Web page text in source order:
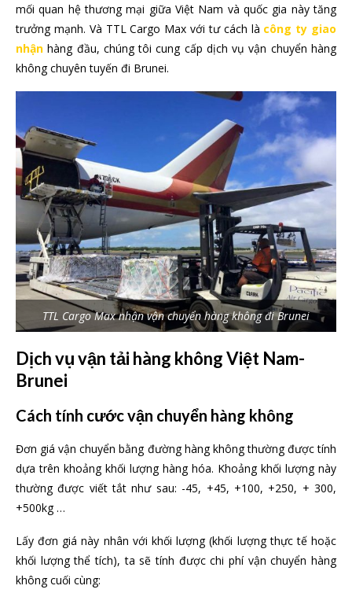
mối quan hệ thương mại giữa Việt Nam và quốc gia này tăng
trưởng mạnh. Và TTL Cargo Max với tư cách là công ty giao
nhận hàng đầu, chúng tôi cung cấp dịch vụ vận chuyển hàng
không chuyên tuyến đi Brunei.
TTL Cargo Max nhận vận chuyển hàng không đi Brunei
Dịch vụ vận tải hàng không Việt Nam-
Brunei
Cách tính cước vận chuyển hàng không
Đơn giá vận chuyển bằng đường hàng không thường được tính
dựa trên khoảng khối lượng hàng hóa. Khoảng khối lượng này
thường được viết tắt như sau: -45, +45, +100, +250, + 300,
+500kg …
Lấy đơn giá này nhân với khối lượng (khối lượng thực tế hoặc
khối lượng thể tích), ta sẽ tính được chi phí vận chuyển hàng
không cuối cùng: